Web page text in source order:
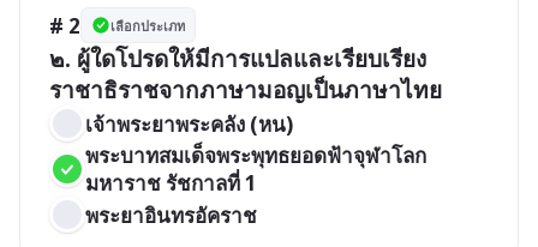
# 2 เลือกประเภท
๒. ผู้ใดโปรดให้มีการแปลและเรียบเรียง
ราชาธิราชจากภาษามอญเป็นภาษาไทย
เจ้าพระยาพระคลัง (หน)
พระบาทสมเด็จพระพุทธยอดฟ้าจุฬาโลก
มหาราช รัชกาลที่ 1
พระยาอินทรอัคราช